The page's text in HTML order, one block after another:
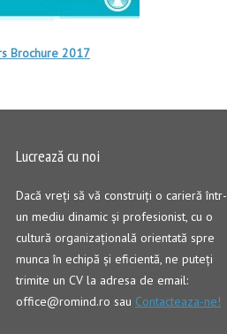
Brochure 2017
Lucrează cu noi
Dacă vreţi să vă construiţi o carieră într-
un mediu dinamic şi profesionist, cu o
cultură organizaţională orientată spre
munca în echipă şi eficientă, ne puteți
trimite un CV la adresa de email:
office@romind.ro sau Contacteaza-ne!